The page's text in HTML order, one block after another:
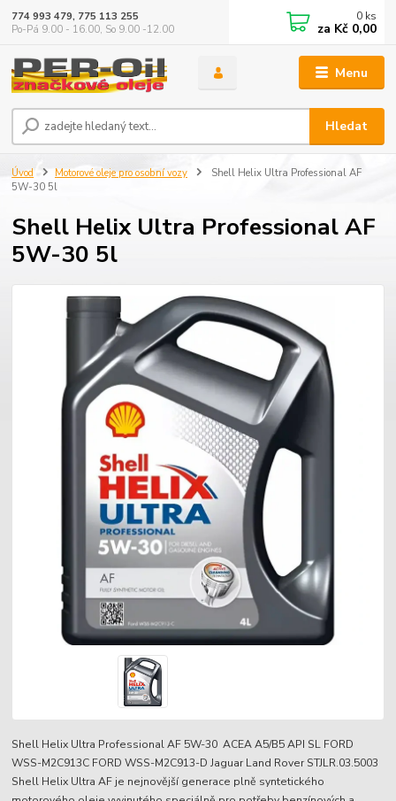
Menu
Hledat
774 993 479, 775 113 255
Po-Pá 9.00 - 16.00, So 9.00 -12.00
0 ks
za Kč 0,00
Úvod Motorové oleje pro osobní vozy
Shell Helix Ultra Professional AF
5W-30 5l
Shell Helix Ultra Professional AF
5W-30 5l
Shell Helix Ultra Professional AF 5W-30 ACEA A5/B5 API SL FORD
WSS-M2C913C FORD WSS-M2C913-D Jaguar Land Rover STJLR.03.5003
Shell Helix Ultra AF je nejnovější generace plně syntetického